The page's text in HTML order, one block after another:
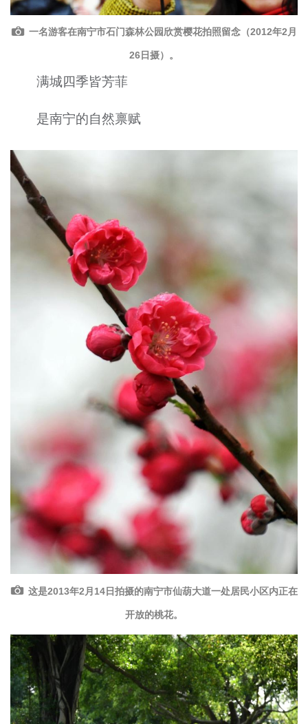
一名游客在南宁市石门森林公园欣赏樱花拍照留念（2012年2月
26日摄）。
满城四季皆芳菲
是南宁的自然禀赋
这是2013年2月14日拍摄的南宁市仙葫大道一处居民小区内正在
开放的桃花。